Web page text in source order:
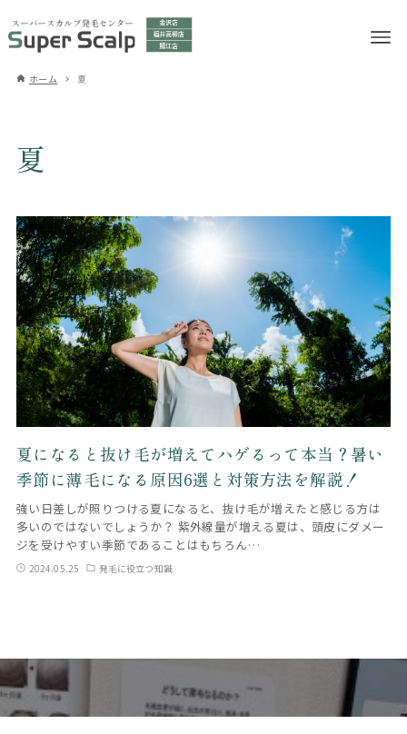
ホーム 夏
夏
夏になると抜け毛が増えてハゲるって本当？暑い
季節に薄毛になる原因6選と対策方法を解説！
強い日差しが照りつける夏になると、抜け毛が増えたと感じる方は
多いのではないでしょうか？ 紫外線量が増える夏は、頭皮にダメー
ジを受けやすい季節であることはもちろん…
2024.05.25 発毛に役立つ知識